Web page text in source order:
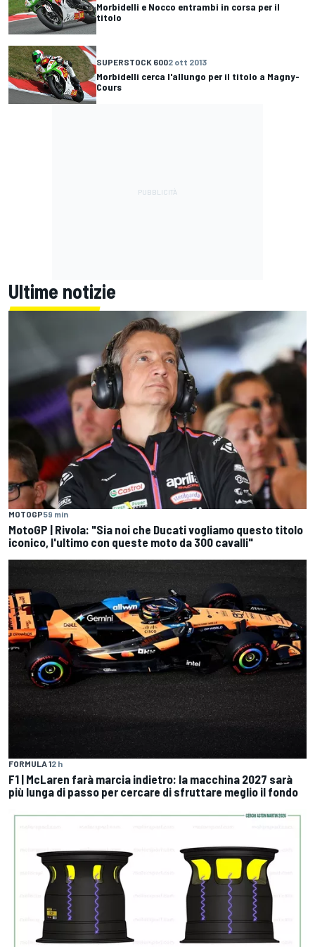
Morbidelli e Nocco entrambi in corsa per il
titolo
SUPERSTOCK 6002 ott 2013
Morbidelli cerca l'allungo per il titolo a Magny-
Cours
Ultime notizie
MOTOGP59 min
MotoGP | Rivola: "Sia noi che Ducati vogliamo questo titolo
iconico, l'ultimo con queste moto da 300 cavalli"
FORMULA 12 h
F1 | McLaren farà marcia indietro: la macchina 2027 sarà
più lunga di passo per cercare di sfruttare meglio il fondo